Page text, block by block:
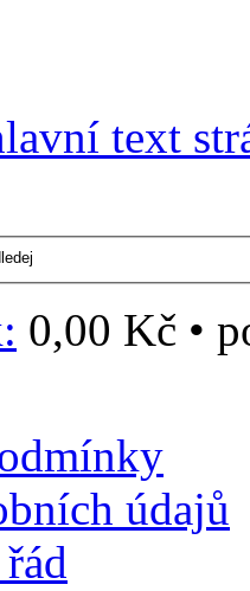
text
0,00 Kč •
údajů